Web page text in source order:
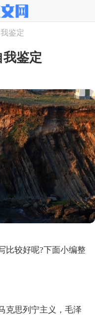
鉴定
鉴定
比较好呢?下面小编整
克思列宁主义，毛泽